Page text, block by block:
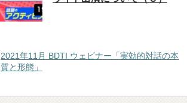
2021年11月 BDTI ウェビナー「実効的対話の本
質と形態」